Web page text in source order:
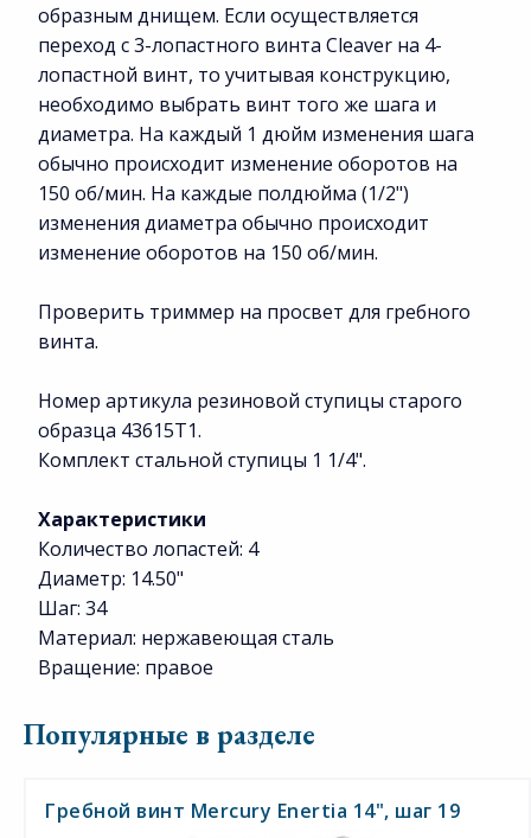
образным днищем. Если осуществляется
переход с 3-лопастного винта Cleaver на 4-
лопастной винт, то учитывая конструкцию,
необходимо выбрать винт того же шага и
диаметра. На каждый 1 дюйм изменения шага
обычно происходит изменение оборотов на
150 об/мин. На каждые полдюйма (1/2")
изменения диаметра обычно происходит
изменение оборотов на 150 об/мин.
Проверить триммер на просвет для гребного
винта.
Номер артикула резиновой ступицы старого
образца 43615T1.
Комплект стальной ступицы 1 1/4".
Характеристики
Количество лопастей: 4
Диаметр: 14.50"
Шаг: 34
Материал: нержавеющая сталь
Вращение: правое
Популярные в разделе
Гребной винт Mercury Enertia 14", шаг 19